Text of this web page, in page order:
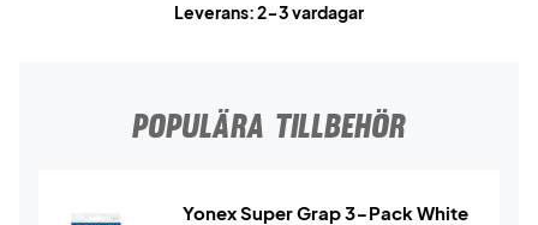
Leverans: 2-3 vardagar
POPULÄRA TILLBEHÖR
Yonex Super Grap 3-Pack White